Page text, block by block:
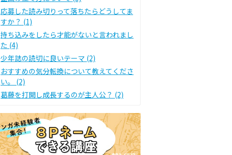
応募した読み切りって落ちたらどうしてま
すか？ (1)
持ち込みをしたら才能がないと言われまし
た (4)
少年誌の読切に良いテーマ (2)
おすすめの気分転換について教えてくださ
い。 (2)
葛藤を打開し成長するのが主人公？ (2)